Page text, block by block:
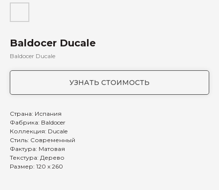
Baldocer Ducale
Baldocer Ducale
УЗНАТЬ СТОИМОСТЬ
Страна: Испания
Фабрика: Baldocer
Коллекция: Ducale
Стиль: Современный
Фактура: Матовая
Текстура: Дерево
Размер: 120 х 260